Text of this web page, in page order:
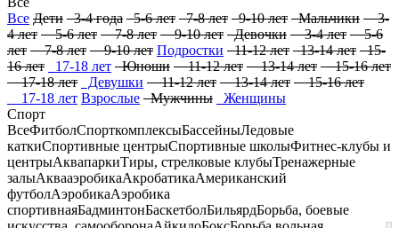
Все Дети 3-4 года 5-6 лет 7-8 лет 9-10 лет Мальчики 3-
4 лет 5-6 лет 7-8 лет 9-10 лет Девочки 3-4 лет 5-6
лет 7-8 лет 9-10 лет Подростки 11-12 лет 13-14 лет 15-
16 лет
17-18 лет Юноши 11-12 лет 13-14 лет 15-16 лет
17-18 лет
Девушки 11-12 лет 13-14 лет 15-16 лет
17-18 лет Взрослые Мужчины
Женщины
Спорт
ВсеФитболСпорткомплексыБассейныЛедовые
каткиСпортивные центрыСпортивные школыФитнес-клубы и
центрыАквапаркиТиры, стрелковые клубыТренажерные
залыАквааэробикаАкробатикаАмериканский
футболАэробикаАэробика
спортивнаяБадминтонБаскетболБильярдБорьба, боевые